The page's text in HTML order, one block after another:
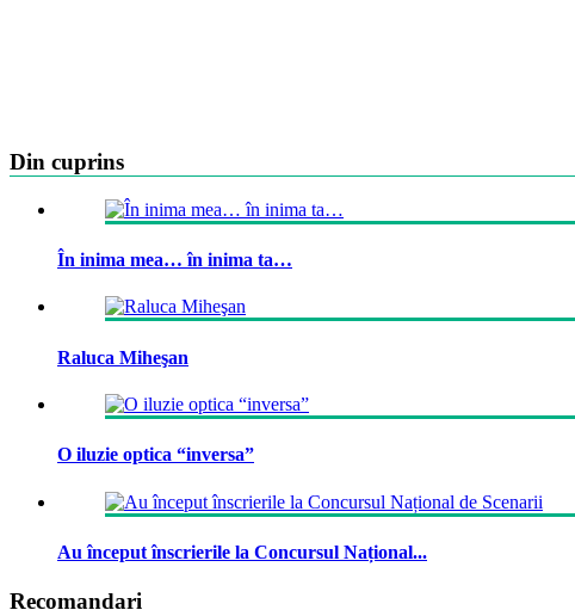
Din cuprins
În inima mea… în inima ta…
Raluca Miheşan
O iluzie optica “inversa”
Au început înscrierile la Concursul Național...
Recomandari